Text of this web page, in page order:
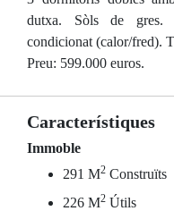
dutxa. Sòls de gres.
condicionat (calor/fred).
Preu: 599.000 euros.
Característiques
Immoble
291 M2 Construïts
226 M2 Útils